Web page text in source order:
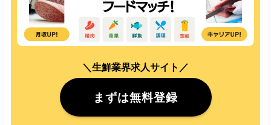
＼生鮮業界求人サイト／
まずは無料登録